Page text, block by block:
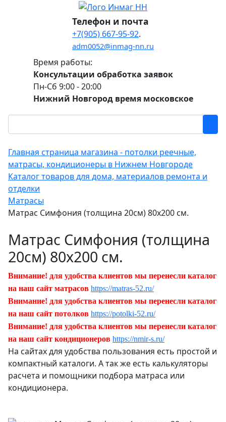
Телефон и почта
+7(905) 667-95-92.
adm0052@inmag-nn.ru
Время работы:
Консультации обработка заявок
Пн-Сб 9:00 - 20:00
Нижний Новгород время московское
Главная страница магазина - потолки реечные,
матрасы, кондиционеры в Нижнем Новгороде
Каталог товаров для дома, материалов ремонта и
отделки
Матрасы
Матрас Симфония (толщина 20см) 80х200 см.
Матрас Симфония (толщина
20см) 80х200 см.
Внимание! для удобства клиентов мы перенесли каталог
на наш сайт матрасов https://matras-52.ru/
Внимание! для удобства клиентов мы перенесли каталог
на наш сайт потолков https://potolki-52.ru/
Внимание! для удобства клиентов мы перенесли каталог
на наш сайт кондиционеров https://nmir-s.ru/
На сайтах для удобства пользования есть простой и
компактный каталоги. А так же есть калькуляторы
расчета и помощники подбора матраса или
кондиционера.